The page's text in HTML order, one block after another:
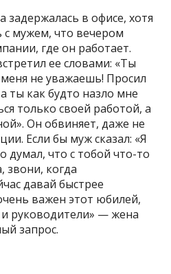
в офисе, хотя
с мужем, что вечером
где он работает.
ее словами: «Ты
не уважаешь! Просил
ты как будто назло мне
только своей работой, а
Он обвиняет, даже не
Если бы муж сказал: «Я
думал, что с тобой что-то
звони, когда
давай быстрее
важен этот юбилей,
и руководители» — жена
запрос.